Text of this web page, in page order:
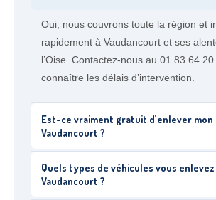
Oui, nous couvrons toute la région et
rapidement à Vaudancourt et ses
l’Oise. Contactez-nous au 01 83 64
connaître les délais d’intervention.
Est-ce vraiment gratuit d’enlever mon
Vaudancourt ?
Quels types de véhicules vous enlevez
Vaudancourt ?